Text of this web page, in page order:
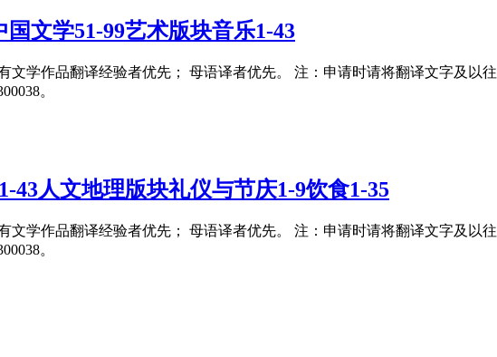
文学51-99艺术版块音乐1-43
学作品翻译经验者优先； 母语译者优先。 注：申请时请将翻译文字及以往
。
43人文地理版块礼仪与节庆1-9饮食1-35
学作品翻译经验者优先； 母语译者优先。 注：申请时请将翻译文字及以往
。